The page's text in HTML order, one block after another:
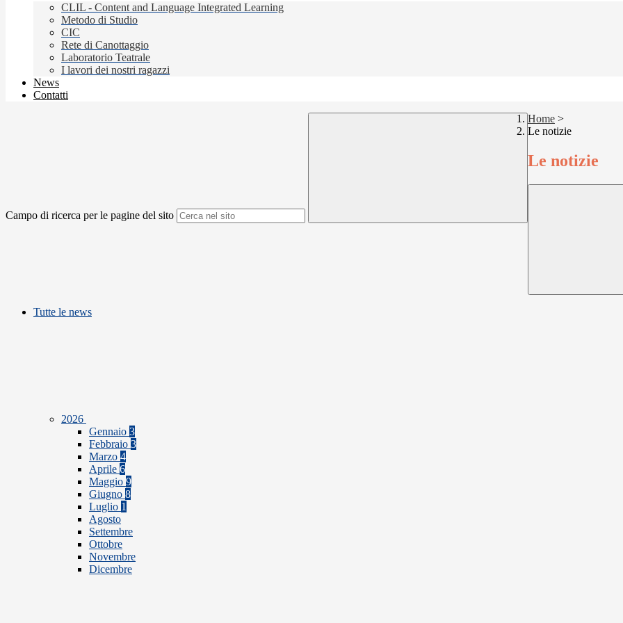
CLIL - Content and Language Integrated Learning
Metodo di Studio
CIC
Rete di Canottaggio
Laboratorio Teatrale
I lavori dei nostri ragazzi
News
Contatti
Campo di ricerca per le pagine del sito
Home >
Le notizie
Le notizie
Tutte le news
2026
Gennaio 3
Febbraio 3
Marzo 4
Aprile 6
Maggio 9
Giugno 8
Luglio 1
Agosto
Settembre
Ottobre
Novembre
Dicembre